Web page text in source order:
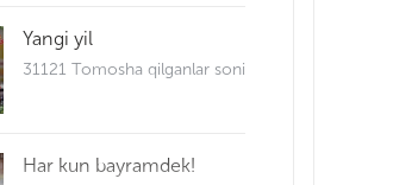
Yangi yil
31121 Tomosha qilganlar soni
Har kun bayramdek!